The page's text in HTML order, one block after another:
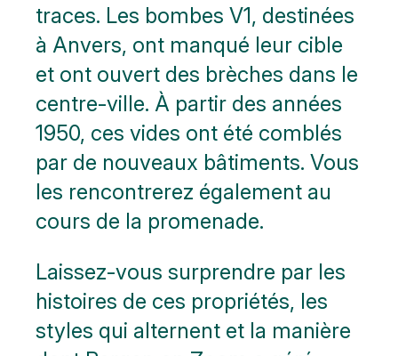
traces. Les bombes V1, destinées
à Anvers, ont manqué leur cible
et ont ouvert des brèches dans le
centre-ville. À partir des années
1950, ces vides ont été comblés
par de nouveaux bâtiments. Vous
les rencontrerez également au
cours de la promenade.
Laissez-vous surprendre par les
histoires de ces propriétés, les
styles qui alternent et la manière